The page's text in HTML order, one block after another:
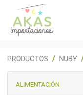
PRODUCTOS NUBY
ALIMENTACIÓN